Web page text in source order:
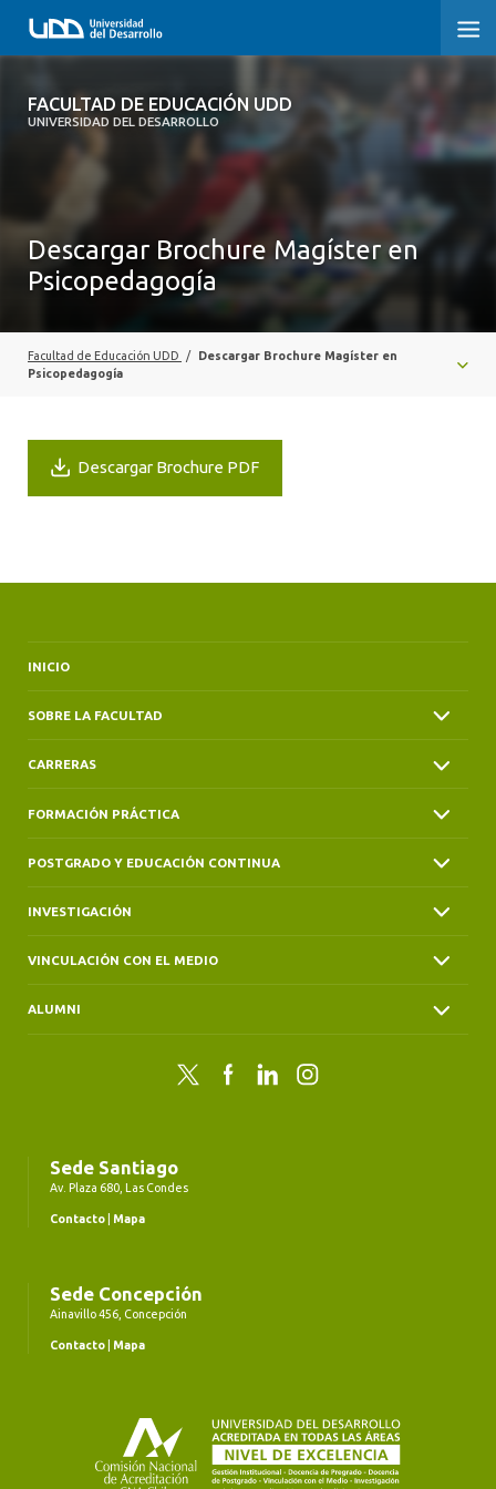
FACULTAD DE EDUCACIÓN UDD
UNIVERSIDAD DEL DESARROLLO
FACULTAD DE EDUCACIÓN UDD
CARRERAS
POSTGRADO Y EDUCACIÓN CONTINUA
ALUMNI
Descargar Brochure Magíster en
Psicopedagogía
Facultad de Educación UDD /
Descargar Brochure Magíster en
Psicopedagogía
Descargar Brochure PDF
INICIO
SOBRE LA FACULTAD
CARRERAS
FORMACIÓN PRÁCTICA
POSTGRADO Y EDUCACIÓN CONTINUA
INVESTIGACIÓN
VINCULACIÓN CON EL MEDIO
ALUMNI
Twitter FacebookLinkedInInstagram
Sede Santiago
Av. Plaza 680, Las Condes
Contacto Mapa
Sede Concepción
Ainavillo 456, Concepción
Contacto Mapa